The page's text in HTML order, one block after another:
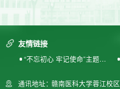
友情链接
“不忘初心 牢记使命”主题教
通讯地址：赣南医科大学蓉江校